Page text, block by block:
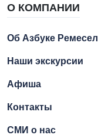
О КОМПАНИИ
Об Азбуке Ремесел
Наши экскурсии
Афиша
Контакты
СМИ о нас